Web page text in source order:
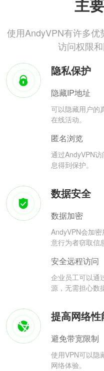
主
使用AndyVPN有许多优
访问权限
隐私保护
隐藏IP地址
可以隐藏用户的
在线活动。
匿名浏览
通过AndyVPN
息得到保护。
数据安全
数据加密
AndyVPN会加
意行为者窃取信
安全远程访问
企业员工可以通
源，无需担心数
提高网络性
避免带宽限制
使用VPN可以隐
网络体验。